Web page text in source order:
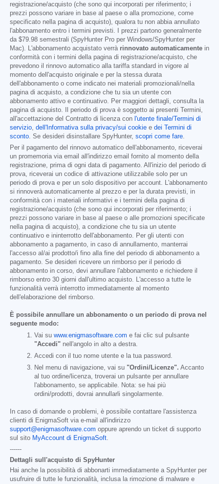
registrazione/acquisto (che sono qui incorporati per riferimento; i
prezzi possono variare in base al paese o alla promozione, come
specificato nella pagina di acquisto), qualora tu non abbia annullato
l'abbonamento entro i termini previsti. I prezzi partono generalmente
da $79.98 semestrali (SpyHunter Pro per Windows/SpyHunter per
Mac). L'abbonamento acquistato verrà rinnovato automaticamente in
conformità con i termini della pagina di registrazione/acquisto, che
prevedono il rinnovo automatico alla tariffa standard in vigore al
momento dell'acquisto originale e per la stessa durata
dell'abbonamento o come indicato nei materiali promozionali/nella
pagina di acquisto, a condizione che tu sia un utente con
abbonamento attivo e continuativo. Per maggiori dettagli, consulta la
pagina di acquisto. Il periodo di prova è soggetto ai presenti Termini,
all'accettazione del Contratto di licenza con l'utente finale/Termini di
servizio dell'Informativa sulla privacy/sui cookie e dei Termini di
sconto . Se desideri disinstallare SpyHunter, scopri come fare
Per il pagamento del rinnovo automatico dell'abbonamento, riceverai
un promemoria via email all'indirizzo email fornito al momento della
registrazione, prima di ogni data di pagamento. All'inizio del periodo di
prova, riceverai un codice di attivazione utilizzabile solo per un
periodo di prova e per un solo dispositivo per account. L'abbonamento
si rinnoverà automaticamente al prezzo e per la durata previsti, in
conformità con i materiali informativi e i termini della pagina di
registrazione/acquisto (che sono qui incorporati per riferimento; i
prezzi possono variare in base al paese o alle promozioni specificate
nella pagina di acquisto), a condizione che tu sia un utente
continuativo e ininterrotto dell'abbonamento. Per gli utenti con
abbonamento a pagamento, in caso di annullamento, manterrai
l'accesso al/ai prodotto/i fino alla fine del periodo di abbonamento a
pagamento. Se desideri ricevere un rimborso per il periodo di
abbonamento in corso, devi annullare l'abbonamento e richiedere il
rimborso entro 30 giorni dall'ultimo acquisto. L'accesso a tutte le
funzionalità verrà interrotto immediatamente al momento
dell'elaborazione del rimborso.
È possibile annullare un abbonamento o un periodo di prova nel
seguente modo:
Vai su www.enigmasoftware.com e fai clic sul pulsante
"Accedi" nell'angolo in alto a destra.
Accedi con il tuo nome utente e la tua password.
Nel menu di navigazione, vai su "Ordini/Licenze". Accanto
al tuo ordine/licenza, troverai un pulsante per annullare
l'abbonamento, se applicabile. Nota: se hai più
ordini/prodotti, dovrai annullarli singolarmente.
In caso di domande o problemi, è possibile contattare l'assistenza
clienti di EnigmaSoft via e-mail all'indirizzo
support@enigmasoftware.com oppure aprendo un ticket di supporto
sul sito MyAccount di EnigmaSoft.
------
Dettagli sull'acquisto di SpyHunter
Hai anche la possibilità di abbonarti immediatamente a SpyHunter per
usufruire di tutte le funzionalità, inclusa la rimozione di malware e